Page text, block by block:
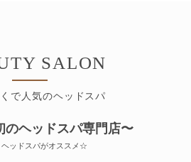
で人気のヘッドスパ
SALON
のヘッドスパ専門店〜
ヘッドスパがオススメ☆